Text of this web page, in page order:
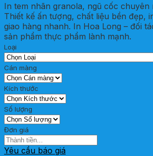
In tem nhãn granola, ngũ cốc chuyên
Thiết kế ấn tượng, chất liệu bền đẹp,
giao hàng nhanh. In Hoa Long – đối
sản phẩm thực phẩm lành mạnh.
Loại
Cán màng
Kích thước
Số lượng
Đơn giá
Yêu cầu báo giá